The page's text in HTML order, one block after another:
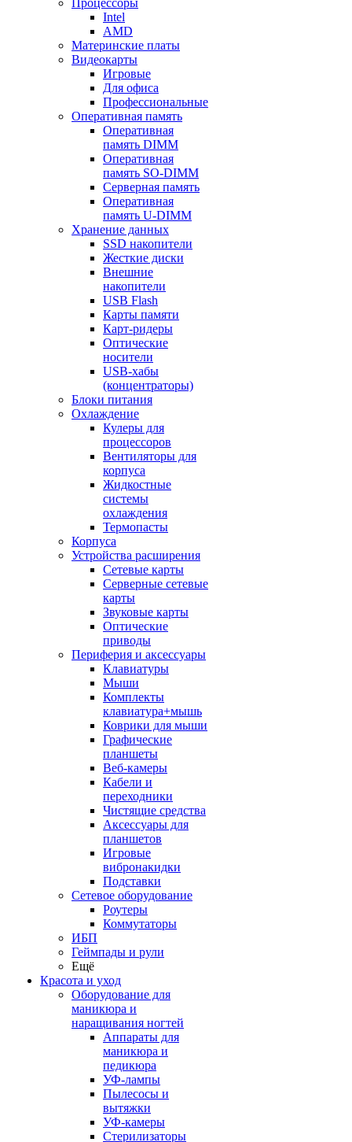
Процессоры
Intel
AMD
Материнские платы
Видеокарты
Игровые
Для офиса
Профессиональные
Оперативная память
Оперативная
память DIMM
Оперативная
память SO-DIMM
Серверная память
Оперативная
память U-DIMM
Хранение данных
SSD накопители
Жесткие диски
Внешние
накопители
USB Flash
Карты памяти
Карт-ридеры
Оптические
носители
USB-хабы
(концентраторы)
Блоки питания
Охлаждение
Кулеры для
процессоров
Вентиляторы для
корпуса
Жидкостные
системы
охлаждения
Термопасты
Корпуса
Устройства расширения
Сетевые карты
Серверные сетевые
карты
Звуковые карты
Оптические
приводы
Периферия и аксессуары
Клавиатуры
Мыши
Комплекты
клавиатура+мышь
Коврики для мыши
Графические
планшеты
Веб-камеры
Кабели и
переходники
Чистящие средства
Аксессуары для
планшетов
Игровые
вибронакидки
Подставки
Сетевое оборудование
Роутеры
Коммутаторы
ИБП
Геймпады и рули
Ещё
Красота и уход
Оборудование для
маникюра и
наращивания ногтей
Аппараты для
маникюра и
педикюра
УФ-лампы
Пылесосы и
вытяжки
УФ-камеры
Стерилизаторы